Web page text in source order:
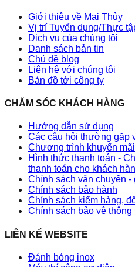
Giới thiệu về Mai Thủy
Vị trí Tuyển dụng/Thực
Dịch vụ của chúng tôi
Danh sách bản tin
Chủ đề blog
Liên hệ với chúng tôi
Bản đồ tới công ty
CHĂM SÓC KHÁCH HÀNG
Hướng dẫn sử dụng
Các câu hỏi thường gặp
Chương trình khuyến
Hình thức thanh toán -
thanh toán cho khách
Chính sách vận chuyển -
Chính sách bảo hành
Chính sách kiểm hàng,
Chính sách bảo vệ
LIÊN KẾ WEBSITE
Đánh bóng inox